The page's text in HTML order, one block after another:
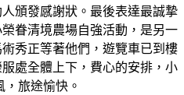
頒發感謝狀。最後表達最誠摯
眷清境農場自強活動，是另一
秀正等著他們，遊覽車已到樓
處全體上下，費心的安排，小
旅途愉快。